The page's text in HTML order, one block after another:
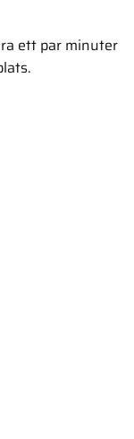
ett par minuter